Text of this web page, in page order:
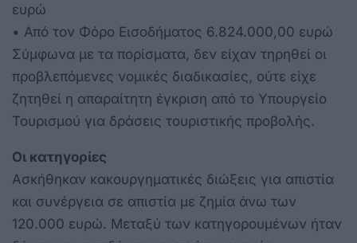
ευρώ
• Από τον Φόρο Εισοδήματος 6.824.000,00 ευρώ
Σύμφωνα με τα πορίσματα, δεν είχαν τηρηθεί οι
προβλεπόμενες νομικές διαδικασίες, ούτε είχε
ζητηθεί η απαραίτητη έγκριση από το Υπουργείο
Τουρισμού για δράσεις τουριστικής προβολής.
Οι κατηγορίες
Ασκήθηκαν κακουργηματικές διώξεις για απιστία
και συνέργεια σε απιστία με ζημία άνω των
120.000 ευρώ. Μεταξύ των κατηγορουμένων ήταν